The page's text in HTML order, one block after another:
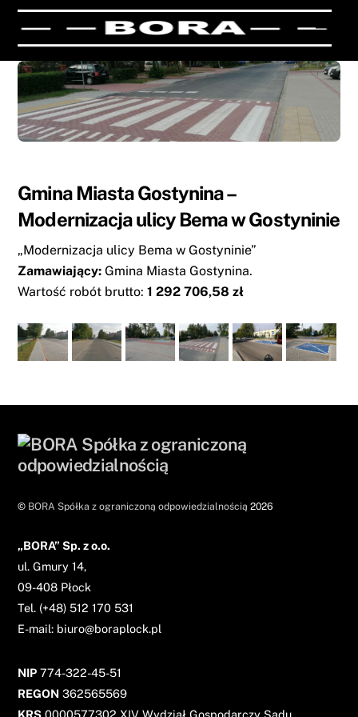
Skip
content
Gmina Miasta Gostynina –
Modernizacja ulicy Bema w Gostyninie
„Modernizacja ulicy Bema w Gostyninie”
Zamawiający: Gmina Miasta Gostynina.
Wartość robót brutto:1 292 706,58 zł
© BORA Spółka z ograniczoną odpowiedzialnością 2026
„BORA” Sp. z o.o.
ul. Gmury 14,
09-408 Płock
Tel. (+48) 512 170 531
E-mail: biuro@boraplock.pl
NIP 774-322-45-51
REGON 362565569
KRS 0000577302 XIV Wydział Gospodarczy Sądu